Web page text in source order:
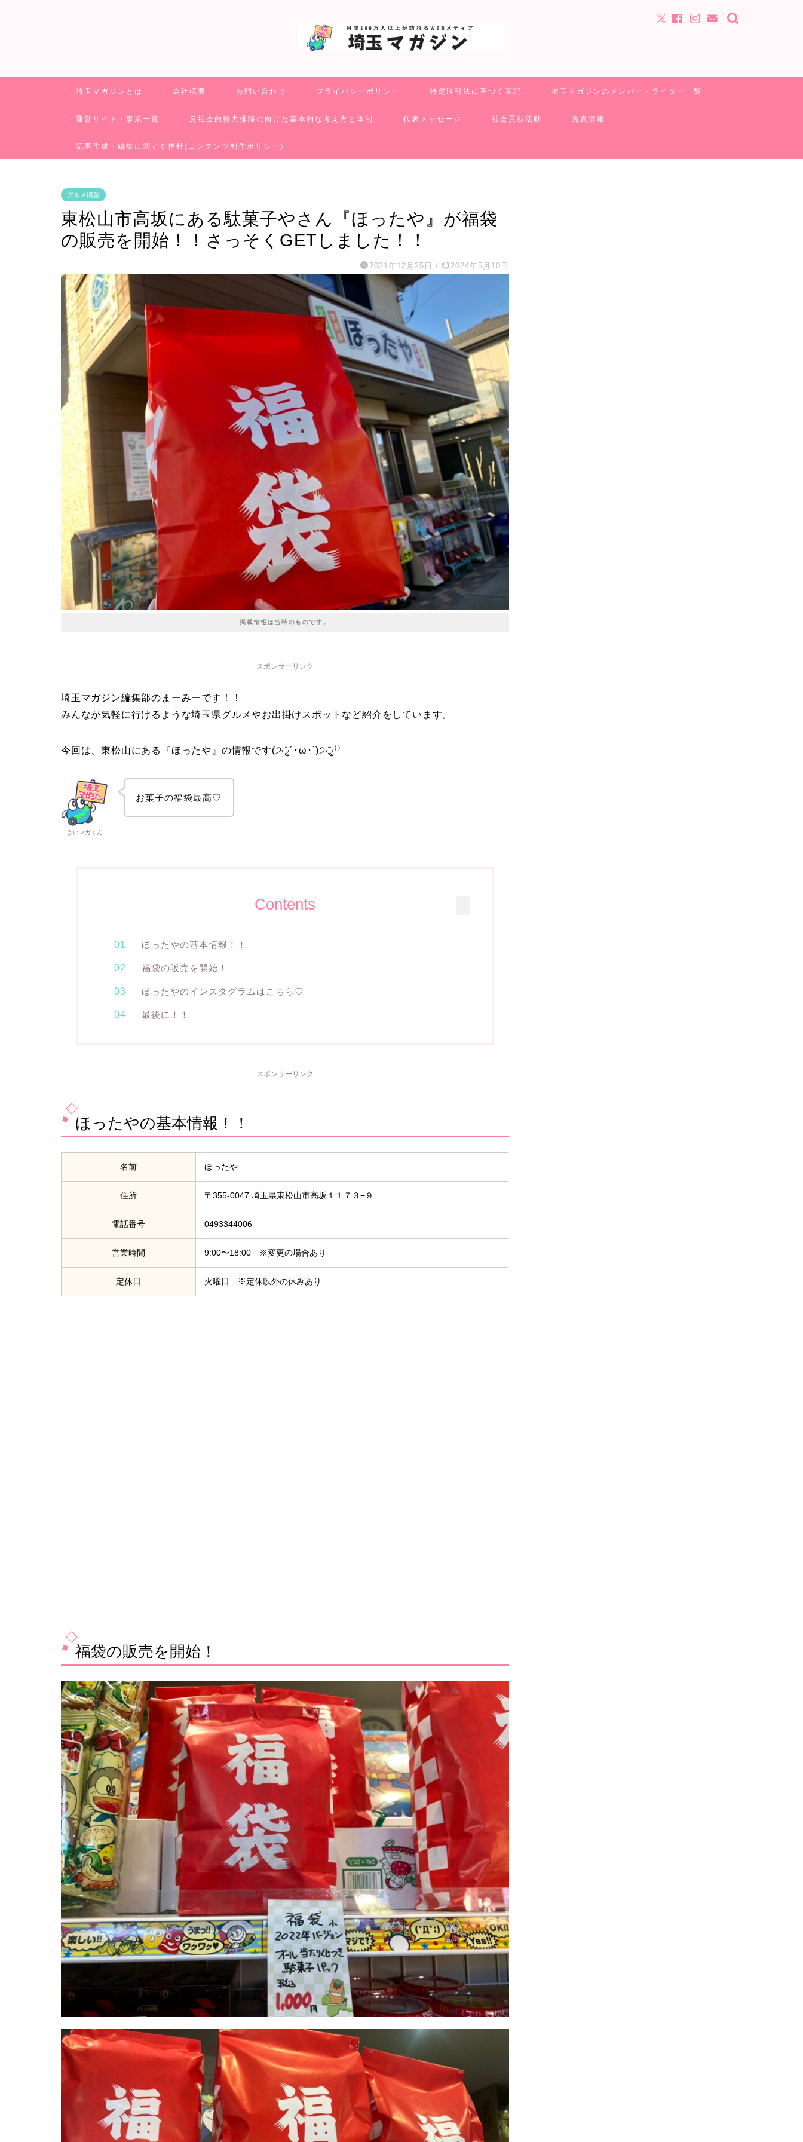
埼玉マガジンとは 会社概要 お問い合わせ プライバシーポリシー 特定取引法に基づく表記 埼玉マガジンのメンバー・ライター一覧
運営サイト・事業一覧 反社会的勢力排除に向けた基本的な考え方と体制 代表メッセージ 社会貢献活動 免責情報
記事作成・編集に関する指針(コンテンツ制作ポリシー)
グルメ情報
東松山市高坂にある駄菓子やさん『ほったや』が福袋
の販売を開始！！さっそくGETしました！！
2021年12月25日 / 2024年5月10日
掲載情報は当時のものです。
スポンサーリンク
埼玉マガジン編集部のまーみーです！！
みんなが気軽に行けるような埼玉県グルメやお出掛けスポットなど紹介をしています。
今回は、東松山にある『ほったや』の情報です(੭ु´･ω･`)੭ु⁾⁾
さいマガくん
お菓子の福袋最高♡
Contents
ほったやの基本情報！！
福袋の販売を開始！
ほったやのインスタグラムはこちら♡
最後に！！
スポンサーリンク
ほったやの基本情報！！
名前 ほったや
住所 〒355-0047 埼玉県東松山市高坂１１７３−９
電話番号 0493344006
営業時間 9:00〜18:00 ※変更の場合あり
定休日 火曜日 ※定休以外の休みあり
福袋の販売を開始！